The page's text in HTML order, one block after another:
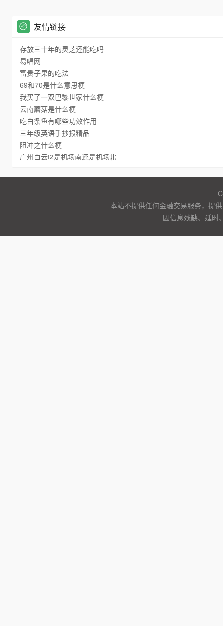
友情链接
存放三十年的灵芝还能吃吗
易唱网
富贵子果的吃法
69和70是什么意思梗
我买了一双巴黎世家什么梗
云南蘑菇是什么梗
吃白条鱼有哪些功效作用
三年级英语手抄报精品
阻冲之什么梗
广州白云t2是机场南还是机场北
本站不提供任何金融交易服务，提
因信息残缺、延时